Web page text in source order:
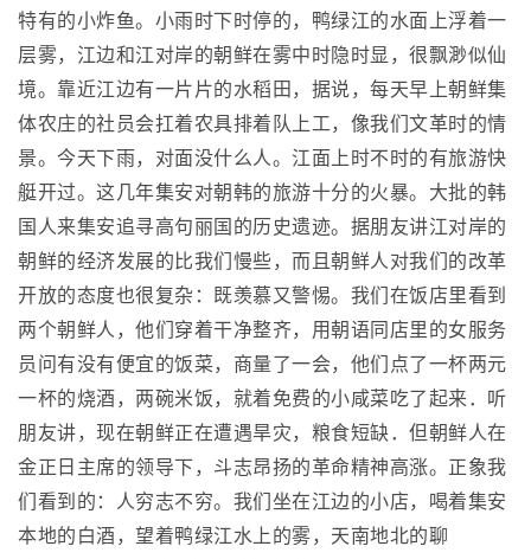
特有的小炸鱼。小雨时下时停的，鸭绿江的水面上浮着一
层雾，江边和江对岸的朝鲜在雾中时隐时显，很飘渺似仙
境。靠近江边有一片片的水稻田，据说，每天早上朝鲜集
体农庄的社员会扛着农具排着队上工，像我们文革时的情
景。今天下雨，对面没什么人。江面上时不时的有旅游快
艇开过。这几年集安对朝韩的旅游十分的火暴。大批的韩
国人来集安追寻高句丽国的历史遗迹。据朋友讲江对岸的
朝鲜的经济发展的比我们慢些，而且朝鲜人对我们的改革
开放的态度也很复杂：既羡慕又警惕。我们在饭店里看到
两个朝鲜人，他们穿着干净整齐，用朝语同店里的女服务
员问有没有便宜的饭菜，商量了一会，他们点了一杯两元
一杯的烧酒，两碗米饭，就着免费的小咸菜吃了起来．听
朋友讲，现在朝鲜正在遭遇旱灾，粮食短缺．但朝鲜人在
金正日主席的领导下，斗志昂扬的革命精神高涨。正象我
们看到的：人穷志不穷。我们坐在江边的小店，喝着集安
本地的白酒，望着鸭绿江水上的雾，天南地北的聊